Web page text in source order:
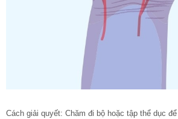
Cách giải quyết: Chăm đi bộ hoặc tập thể dục